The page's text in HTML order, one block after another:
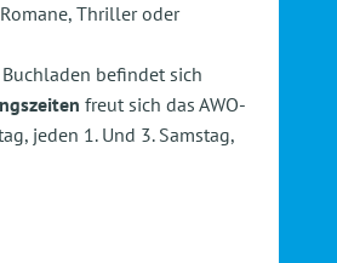
Thriller oder
befindet sich
freut sich das AWO-
jeden 1. Und 3. Samstag,